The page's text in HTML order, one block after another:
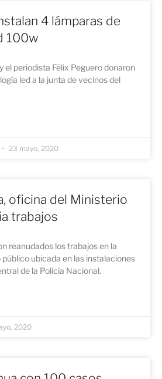
4 lámparas de
100w
el periodista Félix Peguero donaron
led a la junta de vecinos del
23 mayo, 2020
oficina del Ministerio
trabajos
reanudados los trabajos en la
ubicada en las instalaciones
de la Policía Nacional.
2020